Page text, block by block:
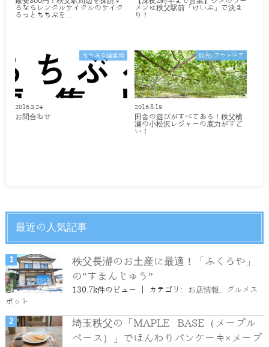
るならレンタルサイクルのサイク
るっとちちぶを…
メンは秩父駅前「けいぶ」で決ま
り！
ちちぶる編集局
2016.3.24
お問合わせ
観光/アウトドア
2016.8.19
田舎の遊びがすべてある！秩父横
瀬の小松沢レジャーの底力がすご
い！
最近の人気記事
秩父長瀞のお土産に最適！「ふくろや」
の”すまんじゅう”
130.7k件のビュー カテゴリ: お店情報
グルメス
ポット
埼玉秩父の「MAPLE BASE（メープル
ベース）」でほんわりパンケーキ×メープ